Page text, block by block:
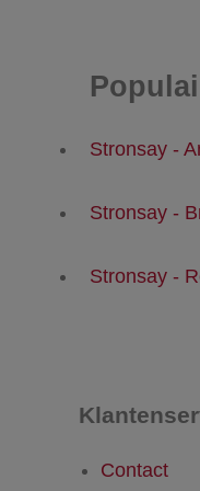
Stronsay -
Stronsay -
Stronsay -
Contact